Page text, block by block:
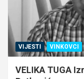
VIJESTI VINKOVCI
VELIKA TUGA